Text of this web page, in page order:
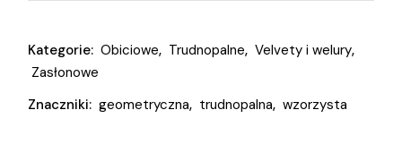
Kategorie: Obiciowe, Trudnopalne, Velvety i welury,
Zasłonowe
Znaczniki: geometryczna, trudnopalna, wzorzysta